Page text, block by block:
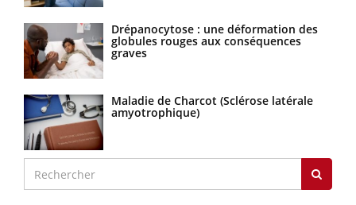
Drépanocytose : une déformation des
globules rouges aux conséquences
graves
Maladie de Charcot (Sclérose latérale
amyotrophique)